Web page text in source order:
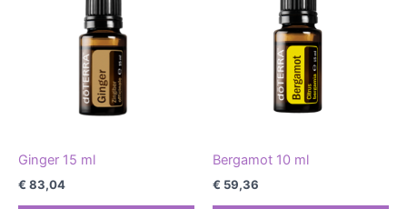
Ginger 15 ml
€ 83,04
Bergamot 10 ml
€ 59,36